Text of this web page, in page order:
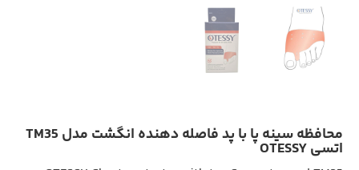
محافظه سینه پا با پد فاصله دهنده انگشت مدل TM35
اتسی OTESSY